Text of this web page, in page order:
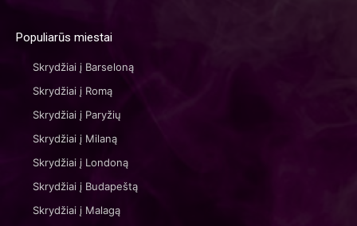
Populiarūs miestai
Skrydžiai į Barseloną
Skrydžiai į Romą
Skrydžiai į Paryžių
Skrydžiai į Milaną
Skrydžiai į Londoną
Skrydžiai į Budapeštą
Skrydžiai į Malagą